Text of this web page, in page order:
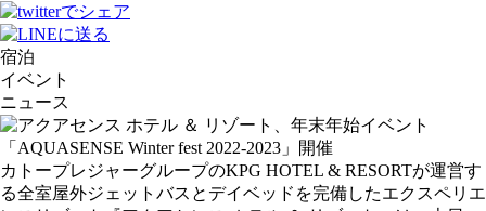
宿泊
イベント
ニュース
カトープレジャーグループのKPG HOTEL & RESORTが運営す
る全室屋外ジェットバスとデイベッドを完備したエクスペリエ